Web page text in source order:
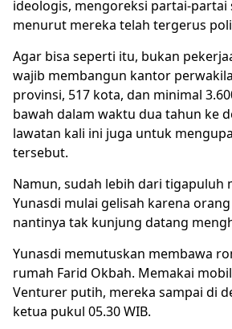
ideologis, mengoreksi partai-partai
menurut mereka telah tergerus
Agar bisa seperti itu, bukan
wajib membangun kantor
provinsi, 517 kota, dan minimal
bawah dalam waktu dua tahun ke
lawatan kali ini juga untuk
tersebut.
Namun, sudah lebih dari tigapuluh
Yunasdi mulai gelisah karena
nantinya tak kunjung datang
Yunasdi memutuskan membawa
rumah Farid Okbah. Memakai
Venturer putih, mereka sampai di
ketua pukul 05.30 WIB.